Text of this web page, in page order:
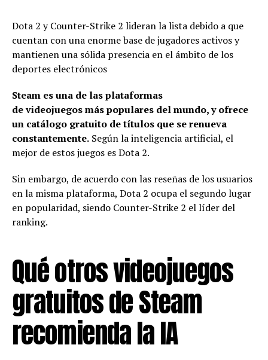
Dota 2 y Counter-Strike 2 lideran la lista debido a que
cuentan con una enorme base de jugadores activos y
mantienen una sólida presencia en el ámbito de los
deportes electrónicos
Steam es una de las plataformas
devideojuegosmás populares del mundo, y ofrece
un catálogo gratuito de títulos que se renueva
constantemente. Según la inteligencia artificial, el
mejor de estos juegos es Dota 2.
Sin embargo, de acuerdo con las reseñas de los usuarios
en la misma plataforma, Dota 2 ocupa el segundo lugar
en popularidad, siendo Counter-Strike 2 el líder del
ranking.
Qué otros videojuegos
gratuitos de Steam
recomienda la IA